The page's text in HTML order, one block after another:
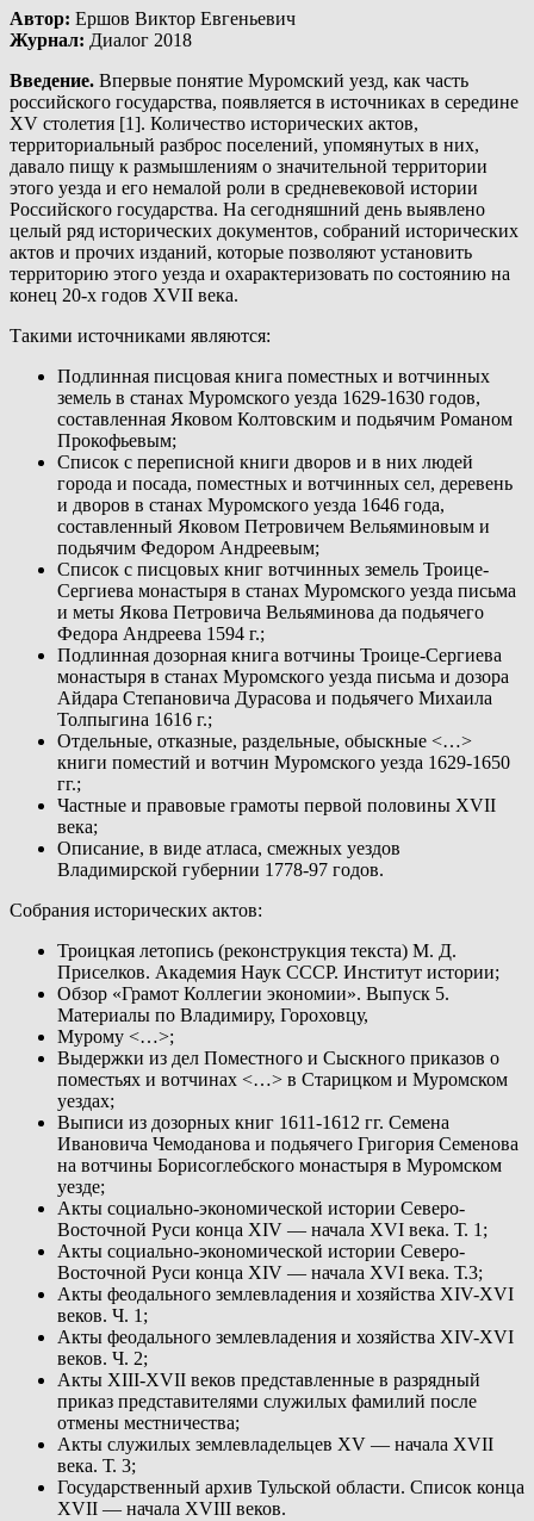
Автор: Ершов Виктор Евгеньевич
Журнал: Диалог 2018
Введение. Впервые понятие Муромский уезд, как часть
российского государства, появляется в источниках в середине
XV столетия [1]. Количество исторических актов,
территориальный разброс поселений, упомянутых в них,
давало пищу к размышлениям о значительной территории
этого уезда и его немалой роли в средневековой истории
Российского государства. На сегодняшний день выявлено
целый ряд исторических документов, собраний исторических
актов и прочих изданий, которые позволяют установить
территорию этого уезда и охарактеризовать по состоянию на
конец 20-х годов XVII века.
Такими источниками являются:
Подлинная писцовая книга поместных и вотчинных
земель в станах Муромского уезда 1629-1630 годов,
составленная Яковом Колтовским и подьячим Романом
Прокофьевым;
Список с переписной книги дворов и в них людей
города и посада, поместных и вотчинных сел, деревень
и дворов в станах Муромского уезда 1646 года,
составленный Яковом Петровичем Вельяминовым и
подьячим Федором Андреевым;
Список с писцовых книг вотчинных земель Троице-
Сергиева монастыря в станах Муромского уезда письма
и меты Якова Петровича Вельяминова да подьячего
Федора Андреева 1594 г.;
Подлинная дозорная книга вотчины Троице-Сергиева
монастыря в станах Муромского уезда письма и дозора
Айдара Степановича Дурасова и подьячего Михаила
Толпыгина 1616 г.;
Отдельные, отказные, раздельные, обыскные <…>
книги поместий и вотчин Муромского уезда 1629-1650
гг.;
Частные и правовые грамоты первой половины XVII
века;
Описание, в виде атласа, смежных уездов
Владимирской губернии 1778-97 годов.
Собрания исторических актов:
Троицкая летопись (реконструкция текста) М. Д.
Приселков. Академия Наук СССР. Институт истории;
Обзор «Грамот Коллегии экономии». Выпуск 5.
Материалы по Владимиру, Гороховцу,
Мурому <…>;
Выдержки из дел Поместного и Сыскного приказов о
поместьях и вотчинах <…> в Старицком и Муромском
уездах;
Выписи из дозорных книг 1611-1612 гг. Семена
Ивановича Чемоданова и подьячего Григория Семенова
на вотчины Борисоглебского монастыря в Муромском
уезде;
Акты социально-экономической истории Северо-
Восточной Руси конца XIV — начала XVI века. Т. 1;
Акты социально-экономической истории Северо-
Восточной Руси конца XIV — начала XVI века. Т.3;
Акты феодального землевладения и хозяйства XIV-XVI
веков. Ч. 1;
Акты феодального землевладения и хозяйства XIV-XVI
веков. Ч. 2;
Акты XIII-XVII веков представленные в разрядный
приказ представителями служилых фамилий после
отмены местничества;
Акты служилых землевладельцев XV — начала XVII
века. Т. 3;
Государственный архив Тульской области. Список конца
XVII — начала XVIII веков.